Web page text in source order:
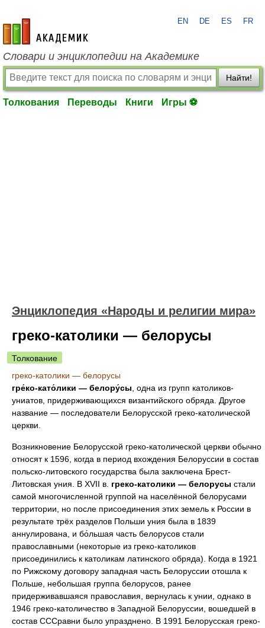
academic.ru
EN DE ES FR
Словари и энциклопедии на Академике
Найти!
Толкования Переводы Книги Игры ⚽
Энциклопедия «Народы и религии мира»
греко-католики — белорусы
Толкование
греко-католики — белорусы
гре́ко-като́лики — белору́сы , одна из групп католиков-
униатов, придерживающихся византийского обряда. Другое
название — последователи Белорусской греко-католической
церкви.
Возникновение Белорусской греко-католической церкви обычно
относят к 1596, когда в период вхождения Белоруссии в состав
польско-литовского государства была заключена Брест-
Литовская уния. В XVII в. греко-католики — белорусы стали
самой многочисленной группой на населённой белорусами
территории, но после присоединения этих земель к России в
результате трёх разделов Польши уния была в 1839
аннулирована, и бо́льшая часть белорусов стали
православными (некоторые из греко-католиков
присоединились к католикам латинского обряда). Когда в 1921
по Рижскому договору западная часть Белоруссии отошла к
Польше, небольшая группа белорусов, ранее
придерживавшаяся православия, вернулась к унии, однако в
1946 греко-католичество в Западной Белоруссии, вошедшей в
состав СССравни было упразднено. В 1991 Белорусская греко-